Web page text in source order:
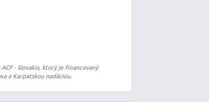
- Slovakia, ktorý je financovaný
a Karpatskou nadáciou.